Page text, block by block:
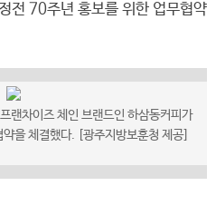
전 70주년 홍보를 위한 업무협약
랜차이즈 체인 브랜드인 하삼동커피가
을 체결했다. [광주지방보훈청 제공]